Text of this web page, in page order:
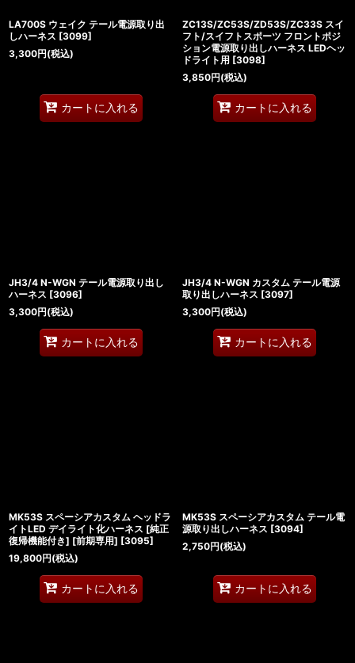
LA700S ウェイク テール電源取り出
しハーネス [3099]
3,300円(税込)
カートに入れる
ZC13S/ZC53S/ZD53S/ZC33S スイ
フト/スイフトスポーツ フロントポジ
ション電源取り出しハーネス LEDヘッ
ドライト用 [3098]
3,850円(税込)
カートに入れる
JH3/4 N-WGN テール電源取り出し
ハーネス [3096]
3,300円(税込)
カートに入れる
JH3/4 N-WGN カスタム テール電源
取り出しハーネス [3097]
3,300円(税込)
カートに入れる
MK53S スペーシアカスタム ヘッドラ
イトLED デイライト化ハーネス [純正
復帰機能付き] [前期専用] [3095]
19,800円(税込)
カートに入れる
MK53S スペーシアカスタム テール電
源取り出しハーネス [3094]
2,750円(税込)
カートに入れる